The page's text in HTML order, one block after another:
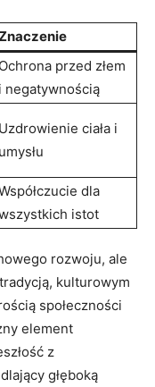
Ochrona przed złem
i‍ negatywnością
Uzdrowienie ciała i
umysłu
​dla
istot
rozwoju, ale
kulturowym
społeczności
element
z
głęboką